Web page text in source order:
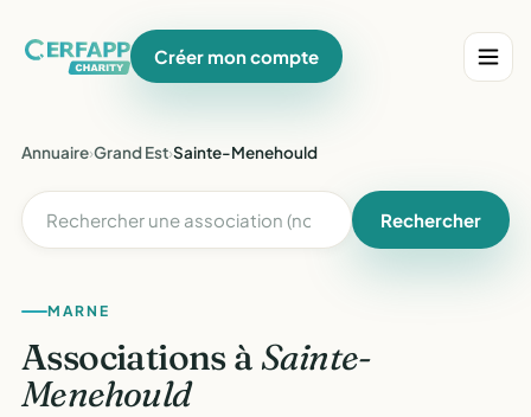
Créer mon compte
Annuaire›Grand Est›Sainte-Menehould
Rechercher
MARNE
Associations à Sainte-
Menehould